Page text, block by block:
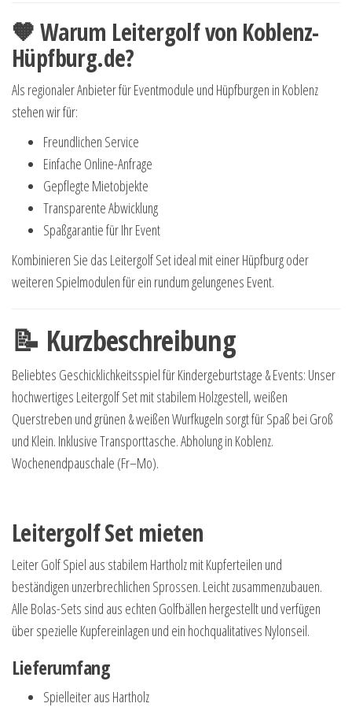
🧡 Warum Leitergolf von Koblenz-
Hüpfburg.de?
Als regionaler Anbieter für Eventmodule und Hüpfburgen in Koblenz
stehen wir für:
Freundlichen Service
Einfache Online-Anfrage
Gepflegte Mietobjekte
Transparente Abwicklung
Spaßgarantie für Ihr Event
Kombinieren Sie das Leitergolf Set ideal mit einer Hüpfburg oder
weiteren Spielmodulen für ein rundum gelungenes Event.
📝 Kurzbeschreibung
Beliebtes Geschicklichkeitsspiel für Kindergeburtstage & Events: Unser
hochwertiges Leitergolf Set mit stabilem Holzgestell, weißen
Querstreben und grünen & weißen Wurfkugeln sorgt für Spaß bei Groß
und Klein. Inklusive Transporttasche. Abholung in Koblenz.
Wochenendpauschale (Fr–Mo).
Leitergolf Set mieten
Leiter Golf Spiel aus stabilem Hartholz mit Kupferteilen und
beständigen unzerbrechlichen Sprossen. Leicht zusammenzubauen.
Alle Bolas-Sets sind aus echten Golfbällen hergestellt und verfügen
über spezielle Kupfereinlagen und ein hochqualitatives Nylonseil.
Lieferumfang
Spielleiter aus Hartholz